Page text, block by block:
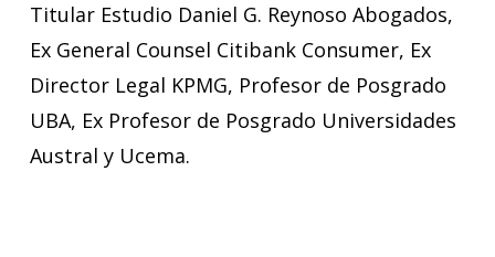
Titular Estudio Daniel G. Reynoso Abogados,
Ex General Counsel Citibank Consumer, Ex
Director Legal KPMG, Profesor de Posgrado
UBA, Ex Profesor de Posgrado Universidades
Austral y Ucema.